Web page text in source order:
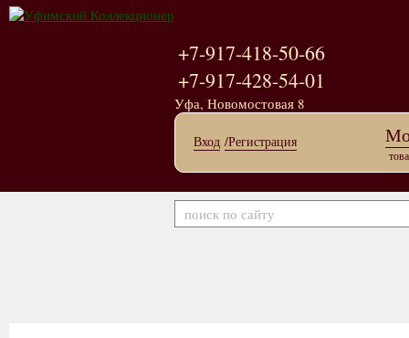
+7-917-418-50-66
+7-917-428-54-01
Уфа, Новомостовая 8
Вход /Регистрация